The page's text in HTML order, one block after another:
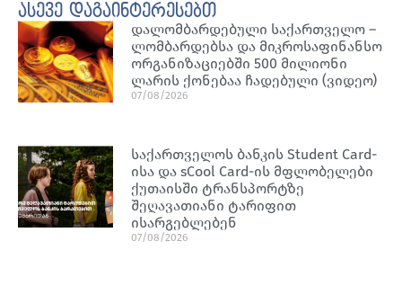
ასევე დაგაინტერესებთ
დალომბარდებული საქართველო –
ლომბარდებსა და მიკროსაფინანსო
ორგანიზაციებში 500 მილიონი
ლარის ქონებაა ჩადებული (ვიდეო)
07/08/2026
საქართველოს ბანკის Student Card-
ისა და sCool Card-ის მფლობელები
ქუთაისში ტრანსპორტზე
შეღავათიანი ტარიფით
ისარგებლებენ
07/08/2026